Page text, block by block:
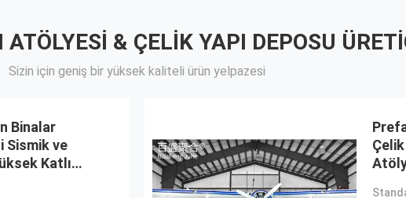
& ÇELIK YAPI DEPOSU
Sizin için geniş bir yüksek kaliteli ürün yelpazesi
Binalar
Sismik ve
Katlı